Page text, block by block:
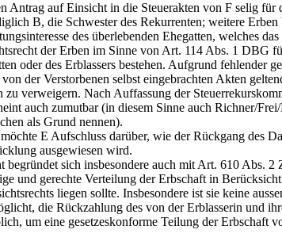
Antrag auf Einsicht in die Steuerakten von F selig
B, die Schwester des Rekurrenten; weitere
des überlebenden Ehegatten, welches
der Erben im Sinne von Art. 114 Abs. 1 DBG
oder des Erblassers bestehen. Aufgrund
der Verstorbenen selbst eingebrachten Akten
zu verweigern. Nach Auffassung der
auch zumutbar (in diesem Sinne auch Richner/
als Grund nennen).
E Aufschluss darüber, wie der Rückgang des
ausgewiesen wird.
begründet sich insbesondere auch mit Art. 610 Abs.
und gerechte Verteilung der Erbschaft in
liegen sollte. Insbesondere ist sie keine
die Rückzahlung des von der Erblasserin und
um eine gesetzeskonforme Teilung der Erbschaft